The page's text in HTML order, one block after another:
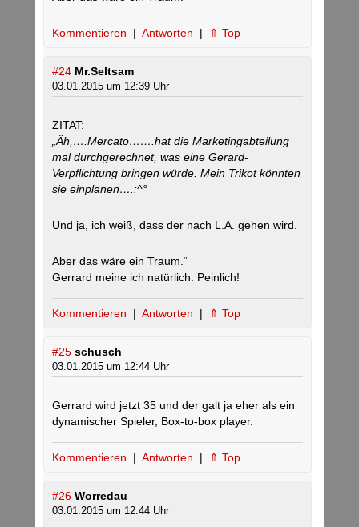
Kommentieren | Antworten | ⇑ Top
#24 Mr.Seltsam
03.01.2015 um 12:39 Uhr
ZITAT:
„Äh,….Mercato…….hat die Marketingabteilung
mal durchgerechnet, was eine Gerard-
Verpflichtung bringen würde. Mein Trikot könnten
sie einplanen….:^°
Und ja, ich weiß, dass der nach L.A. gehen wird.
Aber das wäre ein Traum.“
Gerrard meine ich natürlich. Peinlich!
Kommentieren | Antworten | ⇑ Top
#25 schusch
03.01.2015 um 12:44 Uhr
Gerrard wird jetzt 35 und der galt ja eher als ein
dynamischer Spieler, Box-to-box player.
Kommentieren | Antworten | ⇑ Top
#26 Worredau
03.01.2015 um 12:44 Uhr